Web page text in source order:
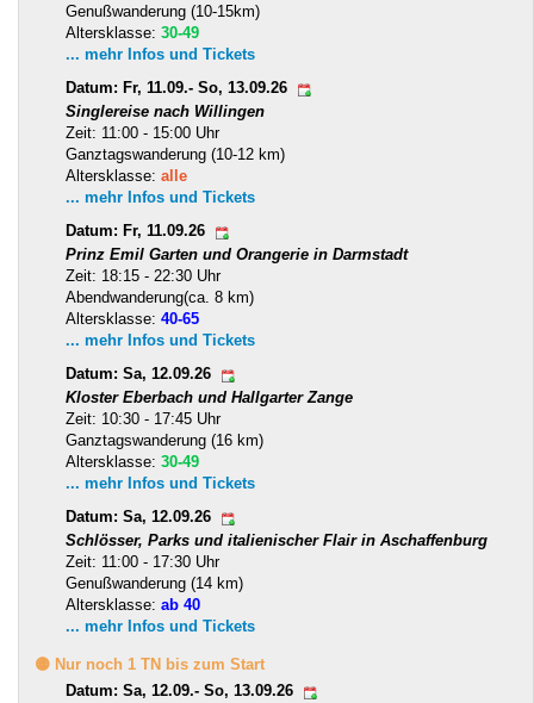
Genußwanderung (10-15km)
Altersklasse: 30-49
... mehr Infos und Tickets
Datum: Fr, 11.09.- So, 13.09.26
Singlereise nach Willingen
Zeit: 11:00 - 15:00 Uhr
Ganztagswanderung (10-12 km)
Altersklasse: alle
... mehr Infos und Tickets
Datum: Fr, 11.09.26
Prinz Emil Garten und Orangerie in Darmstadt
Zeit: 18:15 - 22:30 Uhr
Abendwanderung(ca. 8 km)
Altersklasse: 40-65
... mehr Infos und Tickets
Datum: Sa, 12.09.26
Kloster Eberbach und Hallgarter Zange
Zeit: 10:30 - 17:45 Uhr
Ganztagswanderung (16 km)
Altersklasse: 30-49
... mehr Infos und Tickets
Datum: Sa, 12.09.26
Schlösser, Parks und italienischer Flair in Aschaffenburg
Zeit: 11:00 - 17:30 Uhr
Genußwanderung (14 km)
Altersklasse: ab 40
... mehr Infos und Tickets
🟡 Nur noch 1 TN bis zum Start
Datum: Sa, 12.09.- So, 13.09.26